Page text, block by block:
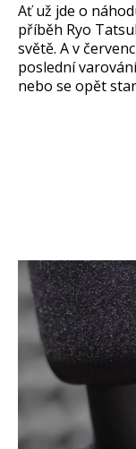
Ať už jde o
příběh Ryo
světě. A v
poslední
nebo se opět